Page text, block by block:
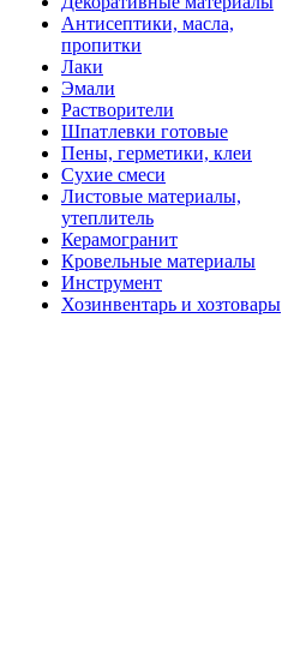
Антисептики, масла,
пропитки
Лаки
Эмали
Растворители
Шпатлевки готовые
Пены, герметики, клеи
Сухие смеси
Листовые материалы,
утеплитель
Керамогранит
Кровельные материалы
Инструмент
Хозинвентарь и хозтовары